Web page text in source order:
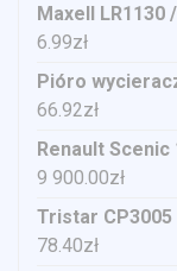
Maxell LR1130
6.99zł
Pióro
66.92zł
Renault
9 900.00zł
Tristar CP3005
78.40zł